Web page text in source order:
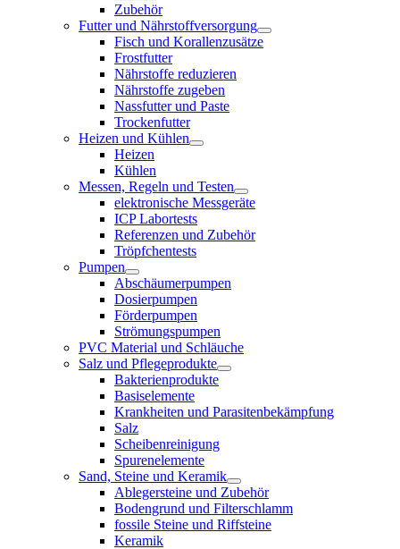
Zubehör
Futter und Nährstoffversorgung
Fisch und Korallenzusätze
Frostfutter
Nährstoffe reduzieren
Nährstoffe zugeben
Nassfutter und Paste
Trockenfutter
Heizen und Kühlen
Heizen
Kühlen
Messen, Regeln und Testen
elektronische Messgeräte
ICP Labortests
Referenzen und Zubehör
Tröpfchentests
Pumpen
Abschäumerpumpen
Dosierpumpen
Förderpumpen
Strömungspumpen
PVC Material und Schläuche
Salz und Pflegeprodukte
Bakterienprodukte
Basiselemente
Krankheiten und Parasitenbekämpfung
Salz
Scheibenreinigung
Spurenelemente
Sand, Steine und Keramik
Ablegersteine und Zubehör
Bodengrund und Filterschlamm
fossile Steine und Riffsteine
Keramik